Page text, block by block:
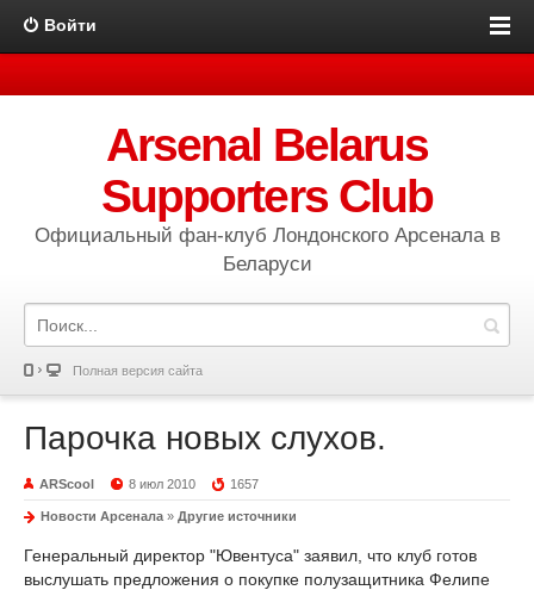
Войти
Arsenal Belarus
Supporters Club
Официальный фан-клуб Лондонского Арсенала в
Беларуси
Полная версия сайта
Парочка новых слухов.
ARScool 8 июл 2010 1657
Новости Арсенала » Другие источники
Генеральный директор "Ювентуса" заявил, что клуб готов
выслушать предложения о покупке полузащитника Фелипе